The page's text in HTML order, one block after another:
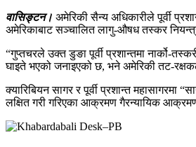
वासिङ्टन। अमेरिकी सैन्य अधिकारीले पूर्वी
अमेरिकाबाट सञ्चालित लागु-औषध तस्कर
“गुप्तचरले उक्त डुङा पूर्वी प्रशान्तमा नार्को-
घाइते भएको जनाइएको छ, भने अमेरिकी तट-
क्यारिबियन सागर र पूर्वी प्रशान्त
लक्षित गरी गरिएका आक्रमण गैरन्यायिक